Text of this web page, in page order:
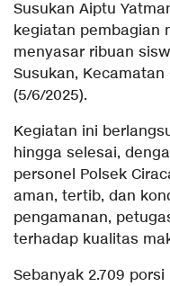
Susukan Aiptu
kegiatan pembagian
menyasar ribuan
Susukan, Kecamatan
(5/6/2025).
Kegiatan ini
hingga selesai,
personel Polsek
aman, tertib, dan
pengamanan,
terhadap kualitas
Sebanyak 2.709